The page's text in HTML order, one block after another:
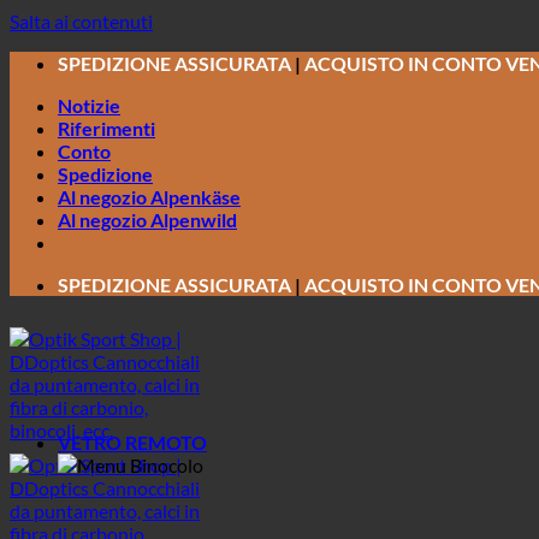
Salta ai contenuti
SPEDIZIONE ASSICURATA | ACQUISTO IN CONTO
Notizie
Riferimenti
Conto
Spedizione
Al negozio Alpenkäse
Al negozio Alpenwild
SPEDIZIONE ASSICURATA | ACQUISTO IN CONTO
VETRO REMOTO